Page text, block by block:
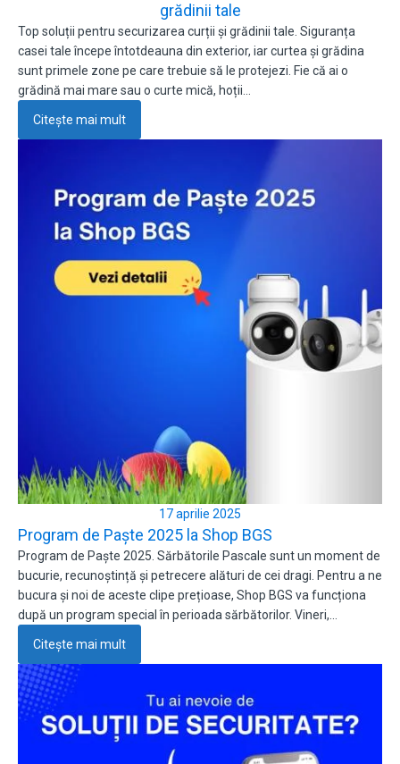
grădinii tale
Top soluții pentru securizarea curții și grădinii tale. Siguranța
casei tale începe întotdeauna din exterior, iar curtea și grădina
sunt primele zone pe care trebuie să le protejezi. Fie că ai o
grădină mai mare sau o curte mică, hoții…
Citește mai mult
17 aprilie 2025
Program de Paște 2025 la Shop BGS
Program de Paște 2025. Sărbătorile Pascale sunt un moment de
bucurie, recunoștință și petrecere alături de cei dragi. Pentru a ne
bucura și noi de aceste clipe prețioase, Shop BGS va funcționa
după un program special în perioada sărbătorilor. Vineri,…
Citește mai mult